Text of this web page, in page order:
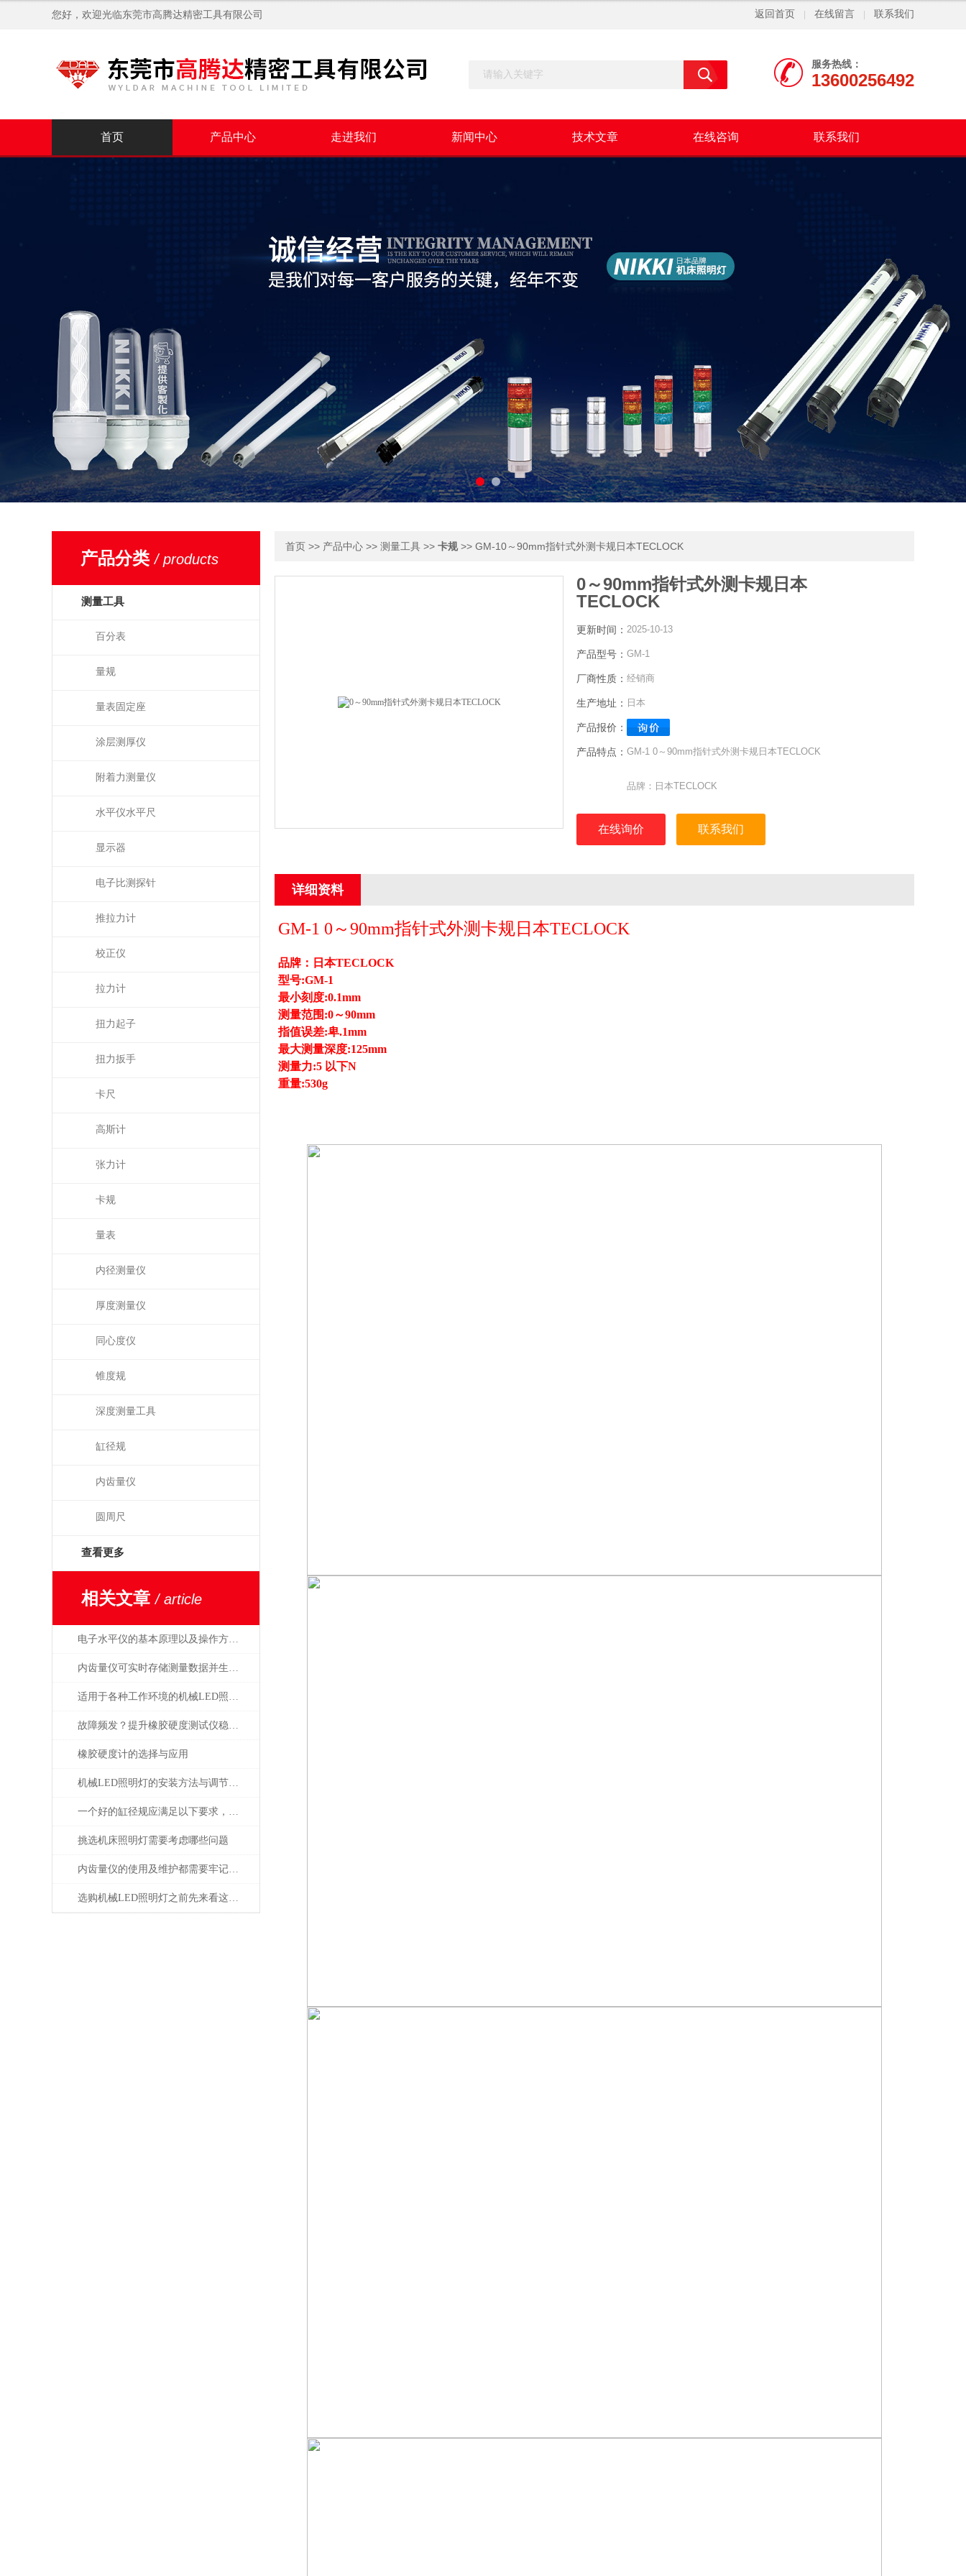
您好，欢迎光临东莞市高腾达精密工具有限公司 返回首页 在线留言 联系我们
服务热线：
13600256492
首页 产品中心 走进我们 新闻中心 技术文章 在线咨询 联系我们
产品分类/ products
测量工具
百分表
量规
量表固定座
涂层测厚仪
附着力测量仪
水平仪水平尺
显示器
电子比测探针
推拉力计
校正仪
拉力计
扭力起子
扭力扳手
卡尺
高斯计
张力计
卡规
量表
内径测量仪
厚度测量仪
同心度仪
锥度规
深度测量工具
缸径规
内齿量仪
圆周尺
查看更多
相关文章/ article
电子水平仪的基本原理以及操作方法的说明
内齿量仪可实时存储测量数据并生成报告
适用于各种工作环境的机械LED照明灯设计
故障频发？提升橡胶硬度测试仪稳定性的建议
橡胶硬度计的选择与应用
机械LED照明灯的安装方法与调节方式
一个好的缸径规应满足以下要求，选择时要注意了
挑选机床照明灯需要考虑哪些问题
内齿量仪的使用及维护都需要牢记注意事项才行
选购机械LED照明灯之前先来看这篇攻略准没错
首页 >> 产品中心 >> 测量工具 >> 卡规>> GM-10～90mm指针式外测卡规日本TECLOCK
0～90mm指针式外测卡规日本
TECLOCK
更新时间： 2025-10-13
产品型号： GM-1
厂商性质： 经销商
生产地址： 日本
产品报价：
产品特点： GM-1 0～90mm指针式外测卡规日本TECLOCK
品牌：日本TECLOCK
测量范围:0～90mm
在线询价 联系我们
详细资料
GM-1 0 ～90mm指针式外测卡规日本TECLOCK
品牌：日本TECLOCK
型号:GM-1
最小刻度:0.1mm
测量范围 :0～90mm
指值误差:卑.1mm
最大测量深度:125mm
测量力:5 以下N
重量:530g